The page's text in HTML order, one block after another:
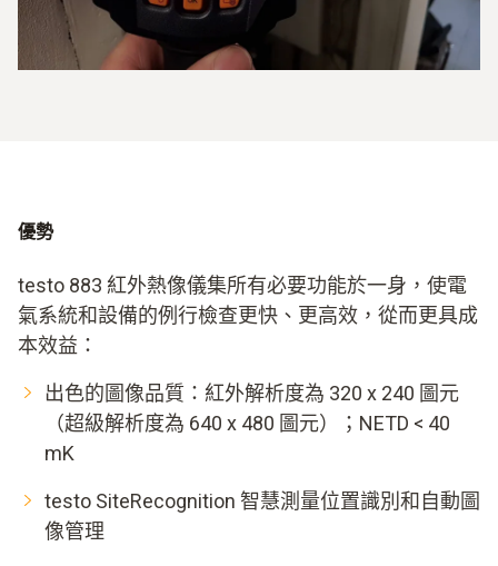
優勢
testo 883 紅外熱像儀集所有必要功能於一身，使電
氣系統和設備的例行檢查更快、更高效，從而更具成
本效益：
出色的圖像品質：紅外解析度為 320 x 240 圖元
（超級解析度為 640 x 480 圖元）；NETD < 40
mK
testo SiteRecognition 智慧測量位置識別和自動圖
像管理